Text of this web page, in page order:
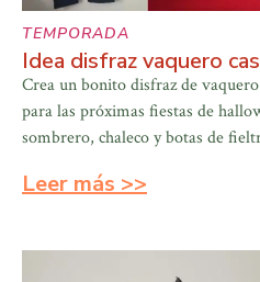
TEMPORADA
Idea disfraz vaquero
Crea un bonito disfraz de
para las próximas fiestas de
sombrero, chaleco y botas de
Leer más >>